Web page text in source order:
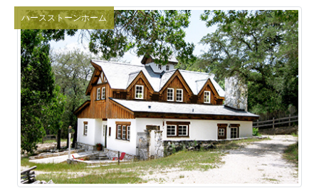
ハースストーンホーム